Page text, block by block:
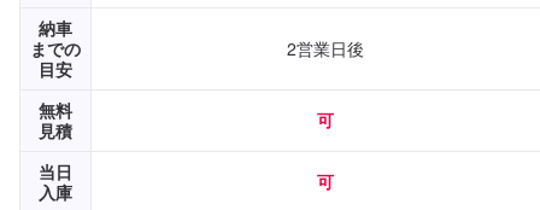
納車
までの
目安
2営業日後
無料
見積
可
当日
入庫
可